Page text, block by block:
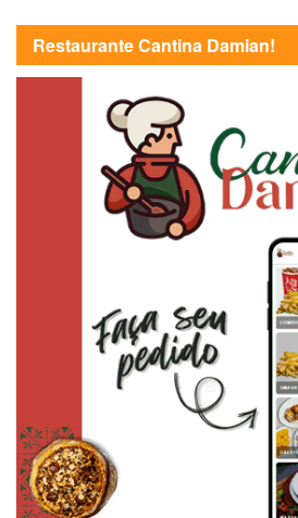
Restaurante Cantina Damian!